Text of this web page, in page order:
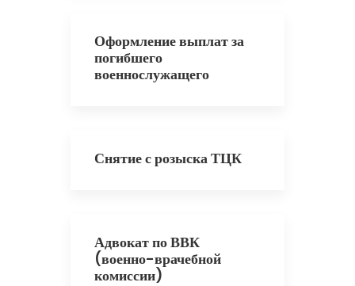
Оформление выплат за
погибшего
военнослужащего
Снятие с розыска ТЦК
Адвокат по ВВК
(военно-врачебной
комиссии)